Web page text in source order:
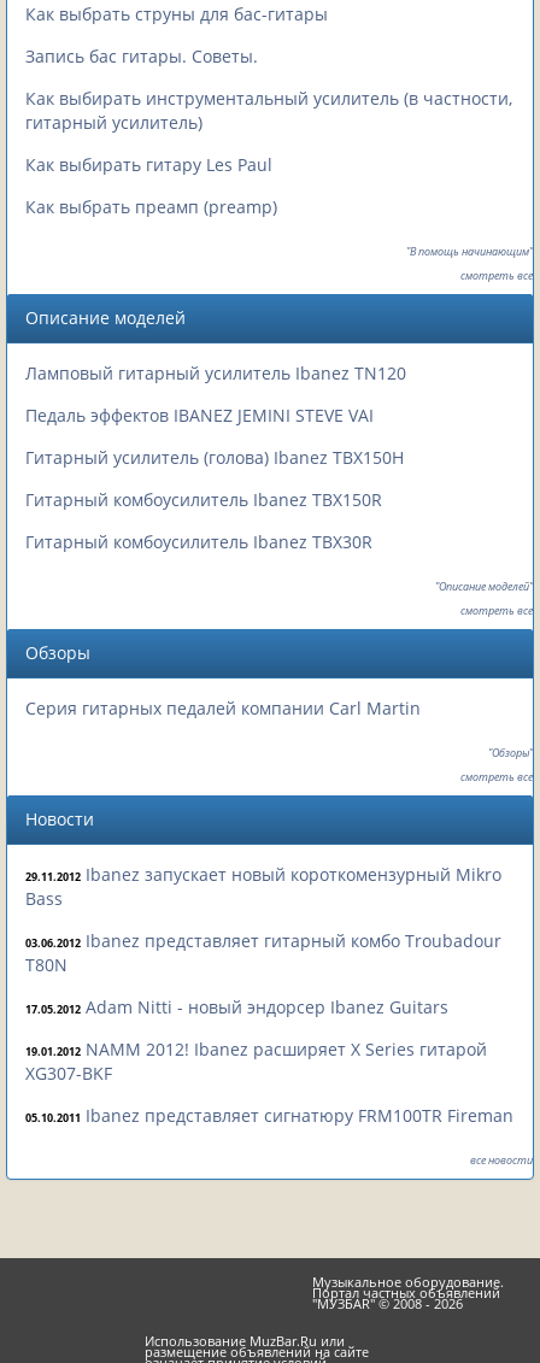
Как выбрать струны для бас-гитары
Запись бас гитары. Советы.
Как выбирать инструментальный усилитель (в частности,
гитарный усилитель)
Как выбирать гитару Les Paul
Как выбрать преамп (preamp)
"В помощь начинающим"
смотреть все
Описание моделей
Ламповый гитарный усилитель Ibanez TN120
Педаль эффектов IBANEZ JEMINI STEVE VAI
Гитарный усилитель (голова) Ibanez TBX150H
Гитарный комбоусилитель Ibanez TBX150R
Гитарный комбоусилитель Ibanez TBX30R
"Описание моделей"
смотреть все
Обзоры
Серия гитарных педалей компании Carl Martin
"Обзоры"
смотреть все
Новости
29.11.2012 Ibanez запускает новый короткомензурный Mikro
Bass
03.06.2012 Ibanez представляет гитарный комбо Troubadour
T80N
17.05.2012 Adam Nitti - новый эндорсер Ibanez Guitars
19.01.2012 NAMM 2012! Ibanez расширяет X Series гитарой
XG307-BKF
05.10.2011 Ibanez представляет сигнатюру FRM100TR Fireman
все новости
Музыкальное оборудование.
Портал частных объявлений
"МУЗБАR" © 2008 - 2026
Использование MuzBar.Ru или
размещение объявлений на сайте